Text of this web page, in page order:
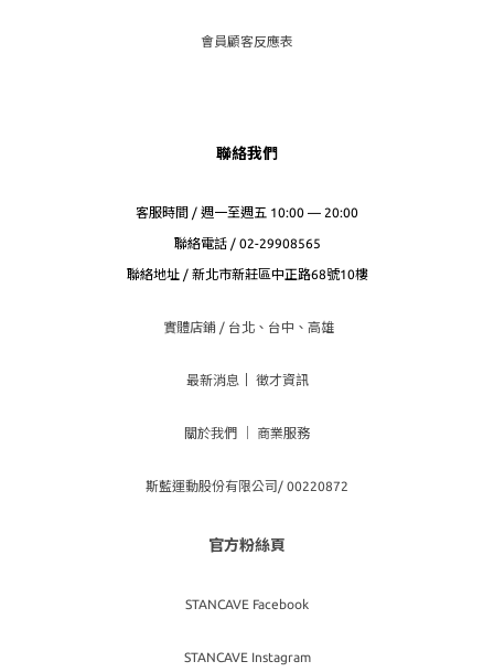
會員顧客反應表
聯絡我們
客服時間 / 週一至週五 10:00 — 20:00
聯絡電話 / 02-29908565
聯絡地址 / 新北市新莊區中正路68號10樓
實體店鋪 / 台北、台中、高雄
最新消息 徵才資訊
關於我們 商業服務
斯藍運動股份有限公司/ 00220872
官方粉絲頁
STANCAVE Facebook
STANCAVE Instagram